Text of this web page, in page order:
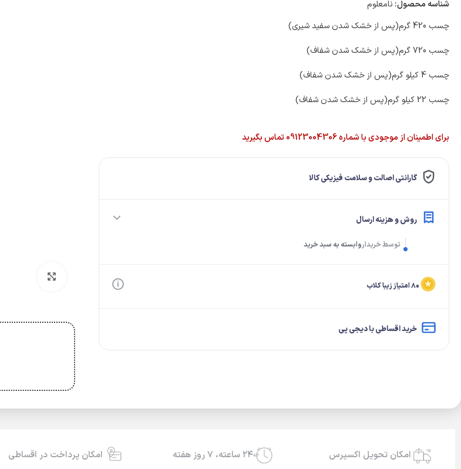
لولا درب
شناسه محصول: نامعلوم
چسب 420 گرم(پس از خشک شدن سفید شیری)
چسب 720 گرم(پس از خشک شدن شفاف)
چسب 4 کیلو گرم(پس از خشک شدن شفاف)
چسب 22 کیلو گرم(پس از خشک شدن شفاف)
برای اطمینان از موجودی با شماره 09123004306 تماس بگیرید
گارانتی اصالت و سلامت فیزیکی کالا
روش و هزینه ارسال
توسط خریداروابسته به سبد خرید
۸۰ امتیاز زیبا کلاب
خرید اقساطی با دیجی پی
امکان تحویل اکسپرس 24/7۲۴ ساعته، ۷ روز هفته امکان پرداخت در اقساطی